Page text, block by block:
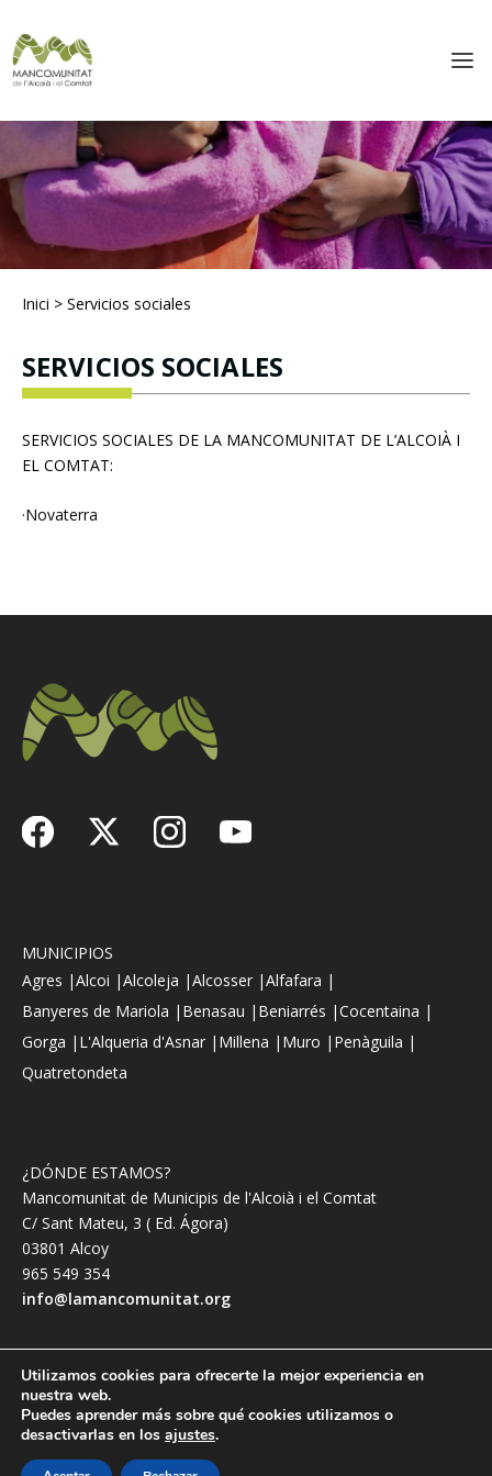
Inici > Servicios sociales
SERVICIOS SOCIALES
SERVICIOS SOCIALES DE LA MANCOMUNITAT DE L’ALCOIÀ I
EL COMTAT:
·Novaterra
MUNICIPIOS
Agres |Alcoi |Alcoleja |Alcosser |Alfafara |
Banyeres de Mariola | Benasau | Beniarrés |Cocentaina |
Gorga | L'Alqueria d'Asnar | Millena | Muro | Penàguila |
Quatretondeta
¿DÓNDE ESTAMOS?
Mancomunitat de Municipis de l'Alcoià i el Comtat
C/ Sant Mateu, 3 ( Ed. Ágora)
03801 Alcoy
965 549 354
info@lamancomunitat.org
© 2026 Mancomunitat de l’Alcoià i el Comtat
Política de privacidad
App Mancomunitat Ocupació
Utilizamos cookies para ofrecerte la mejor experiencia en
nuestra web.
Puedes aprender más sobre qué cookies utilizamos o
desactivarlas en los ajustes.